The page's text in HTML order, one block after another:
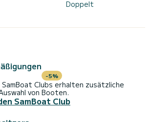
Doppelt
-5%
Clubs erhalten zusätzliche
von Booten.
SamBoat Club